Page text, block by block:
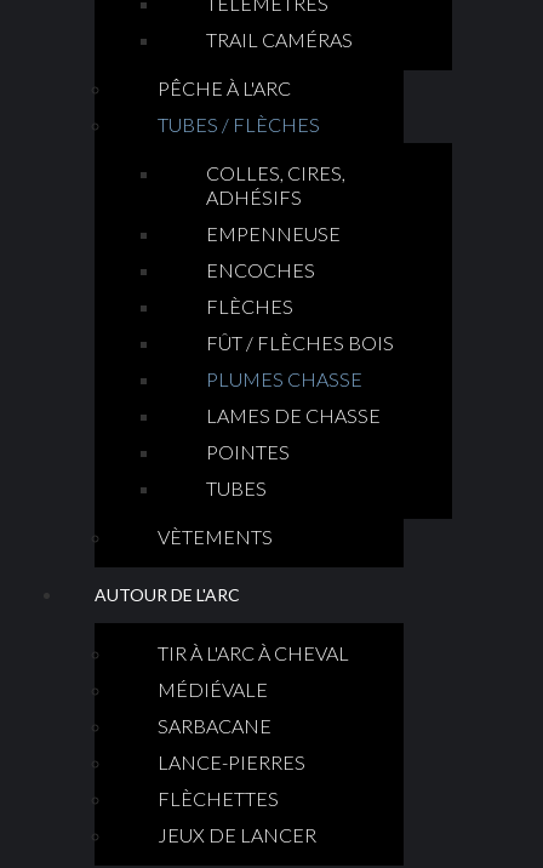
TRAIL CAMÉRAS
PÊCHE À L'ARC
TUBES / FLÈCHES
COLLES, CIRES,
ADHÉSIFS
EMPENNEUSE
ENCOCHES
FLÈCHES
FÛT / FLÈCHES BOIS
PLUMES CHASSE
LAMES DE CHASSE
POINTES
TUBES
VÈTEMENTS
AUTOUR DE L'ARC
TIR À L'ARC À CHEVAL
MÉDIÉVALE
SARBACANE
LANCE-PIERRES
FLÈCHETTES
JEUX DE LANCER